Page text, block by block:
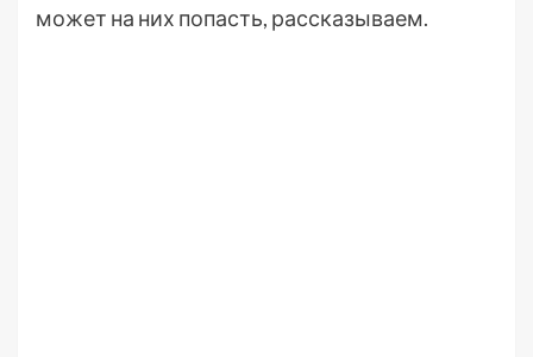
может на них попасть, рассказываем.